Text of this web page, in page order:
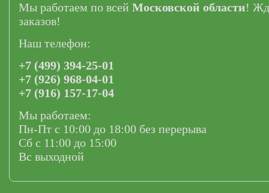
Мы работаем по всей Московской области!
заказов!
Наш телефон:
+7 (499) 394-25-01
+7 (926) 968-04-01
+7 (916) 157-17-04
Мы работаем:
Пн-Пт с 10:00 до 18:00 без перерыва
Сб с 11:00 до 15:00
Вс выходной